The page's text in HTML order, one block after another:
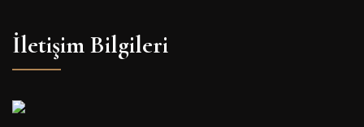
İletişim Bilgileri